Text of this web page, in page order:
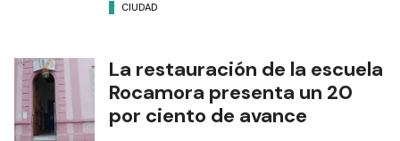
CIUDAD
La restauración de la escuela
Rocamora presenta un 20
por ciento de avance